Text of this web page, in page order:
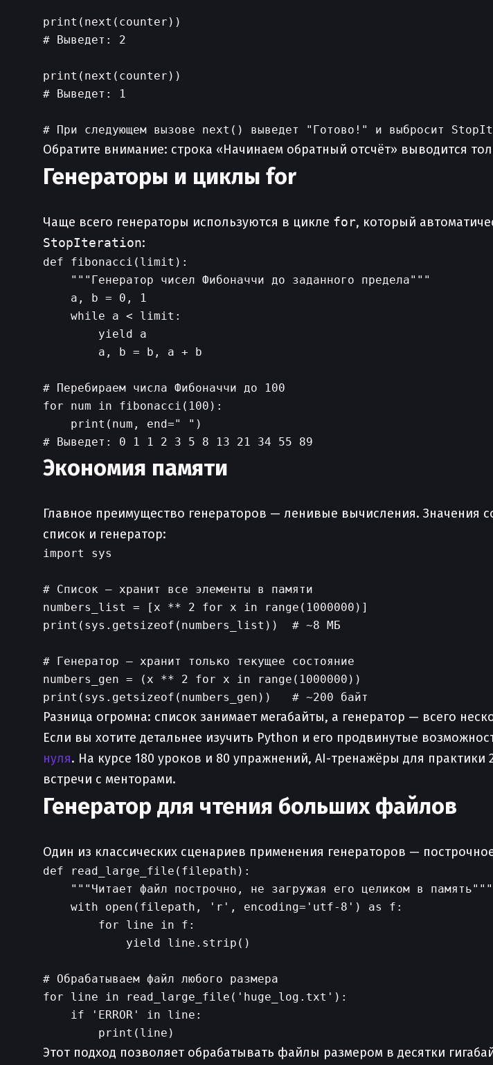
print(next(counter))
# Выведет: 2
print(next(counter))
# Выведет: 1
Обратите внимание: строка «Начинаем обратный отсчёт» выводится
Генераторы и циклы for
Чаще всего генераторы используются в цикле for, который
StopIteration:
def fibonacci(limit):
    """Генератор чисел Фибоначчи до заданного предела"""
    a, b = 0, 1
    while a < limit:
        yield a
        a, b = b, a + b
# Перебираем числа Фибоначчи до 100
for num in fibonacci(100):
    print(num, end=" ")
Экономия памяти
Главное преимущество генераторов — ленивые вычисления. Значения
список и генератор:
import sys
# Список — хранит все элементы в памяти
numbers_list = [x ** 2 for x in range(1000000)]
print(sys.getsizeof(numbers_list))  # ~8 МБ
# Генератор — хранит только текущее состояние
numbers_gen = (x ** 2 for x in range(1000000))
Разница огромна: список занимает мегабайты, а генератор — всего
Если вы хотите детальнее изучить Python и его продвинутые
нуля. На курсе 180 уроков и 80 упражнений, AI-тренажёры для
встречи с менторами.
Генератор для чтения больших файлов
Один из классических сценариев применения генераторов —
def read_large_file(filepath):
    """Читает файл построчно, не загружая его целиком в память"""
    with open(filepath, 'r', encoding='utf-8') as f:
        for line in f:
            yield line.strip()
# Обрабатываем файл любого размера
for line in read_large_file('huge_log.txt'):
    if 'ERROR' in line:
Этот подход позволяет обрабатывать файлы размером в десятки